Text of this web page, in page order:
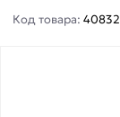
Код товара:40832